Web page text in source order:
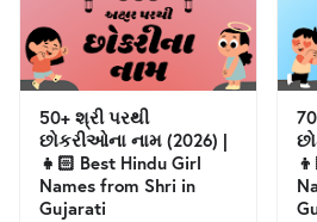
50+ શ્રી પરથી
છોકરીઓના નામ (2026) |
👧🏻 Best Hindu Girl
Names from Shri in
Gujarati